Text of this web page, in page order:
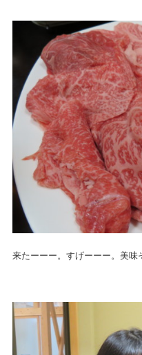
来たーーー。すげーーー。美味